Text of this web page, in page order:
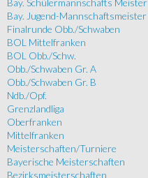
Bay. Schülermannschafts Meister
Bay. Jugend-Mannschaftsmeister
Finalrunde Obb./Schwaben
BOL Mittelfranken
BOL Obb./Schw.
Obb./Schwaben Gr. A
Obb./Schwaben Gr. B
Ndb./Opf.
Grenzlandliga
Oberfranken
Mittelfranken
Meisterschaften/Turniere
Bayerische Meisterschaften
Bezirksmeisterschaften